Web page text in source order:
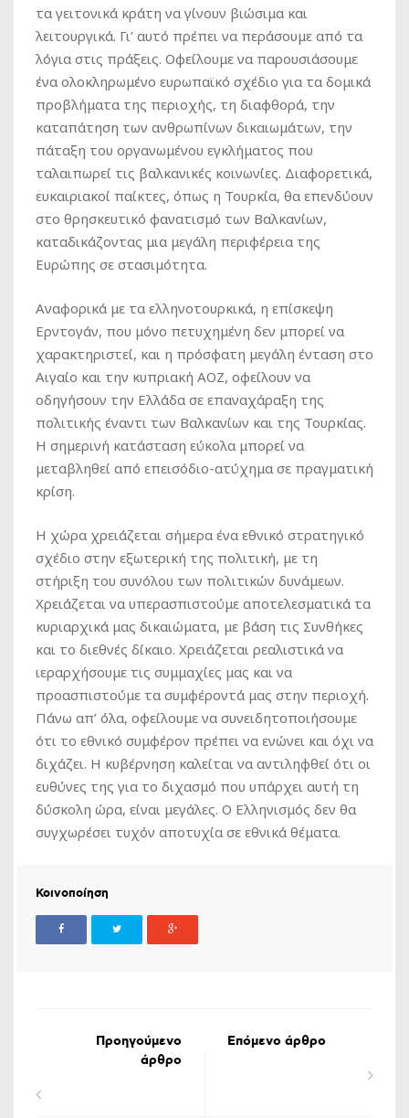
τα γειτονικά κράτη να γίνουν βιώσιμα και
λειτουργικά. Γι’ αυτό πρέπει να περάσουμε από τα
λόγια στις πράξεις. Οφείλουμε να παρουσιάσουμε
ένα ολοκληρωμένο ευρωπαϊκό σχέδιο για τα δομικά
προβλήματα της περιοχής, τη διαφθορά, την
καταπάτηση των ανθρωπίνων δικαιωμάτων, την
πάταξη του οργανωμένου εγκλήματος που
ταλαιπωρεί τις βαλκανικές κοινωνίες. Διαφορετικά,
ευκαιριακοί παίκτες, όπως η Τουρκία, θα επενδύουν
στο θρησκευτικό φανατισμό των Βαλκανίων,
καταδικάζοντας μια μεγάλη περιφέρεια της
Ευρώπης σε στασιμότητα.
Αναφορικά με τα ελληνοτουρκικά, η επίσκεψη
Ερντογάν, που μόνο πετυχημένη δεν μπορεί να
χαρακτηριστεί, και η πρόσφατη μεγάλη ένταση στο
Αιγαίο και την κυπριακή ΑΟΖ, οφείλουν να
οδηγήσουν την Ελλάδα σε επαναχάραξη της
πολιτικής έναντι των Βαλκανίων και της Τουρκίας.
Η σημερινή κατάσταση εύκολα μπορεί να
μεταβληθεί από επεισόδιο-ατύχημα σε πραγματική
κρίση.
Η χώρα χρειάζεται σήμερα ένα εθνικό στρατηγικό
σχέδιο στην εξωτερική της πολιτική, με τη
στήριξη του συνόλου των πολιτικών δυνάμεων.
Χρειάζεται να υπερασπιστούμε αποτελεσματικά τα
κυριαρχικά μας δικαιώματα, με βάση τις Συνθήκες
και το διεθνές δίκαιο. Χρειάζεται ρεαλιστικά να
ιεραρχήσουμε τις συμμαχίες μας και να
προασπιστούμε τα συμφέροντά μας στην περιοχή.
Πάνω απ’ όλα, οφείλουμε να συνειδητοποιήσουμε
ότι το εθνικό συμφέρον πρέπει να ενώνει και όχι να
διχάζει. Η κυβέρνηση καλείται να αντιληφθεί ότι οι
ευθύνες της για το διχασμό που υπάρχει αυτή τη
δύσκολη ώρα, είναι μεγάλες. Ο Ελληνισμός δεν θα
συγχωρέσει τυχόν αποτυχία σε εθνικά θέματα.
Κοινοποίηση
Προηγούμενο
άρθρο
Επόμενο άρθρο